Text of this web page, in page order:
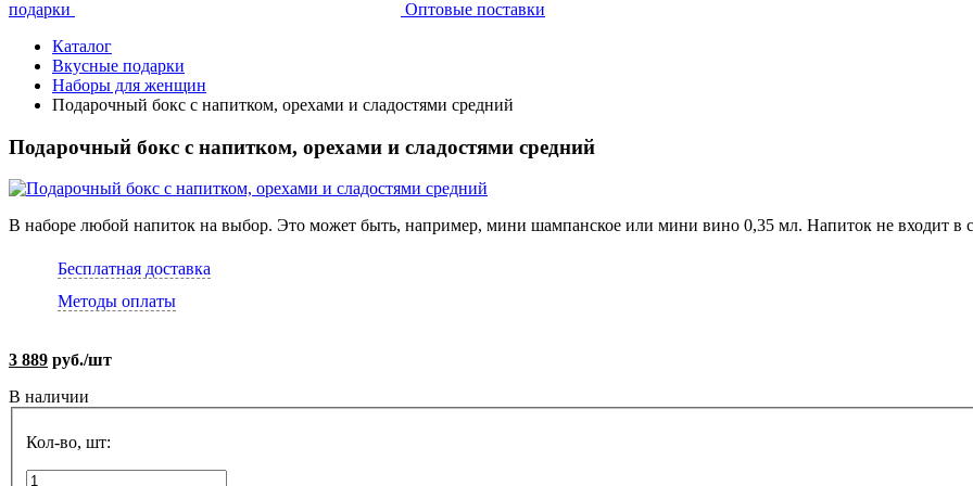
подарки
Оптовые поставки
Каталог
Вкусные подарки
Наборы для женщин
Подарочный бокс с напитком, орехами и сладостями средний
Подарочный бокс с напитком, орехами и сладостями средний
В наборе любой напиток на выбор. Это может быть, например, мини шампанское или мини вино 0,35 мл. Напиток не входит в
Бесплатная доставка
Методы оплаты
3 889 руб./шт
В наличии
Кол-во, шт: